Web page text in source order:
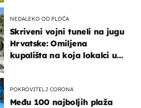
NEDALEKO OD PLOČA
Skriveni vojni tuneli na jugu
Hrvatske: Omiljena
kupališta na koja lokalci u
POKROVITELJ CORONA
Među 100 najboljih plaža